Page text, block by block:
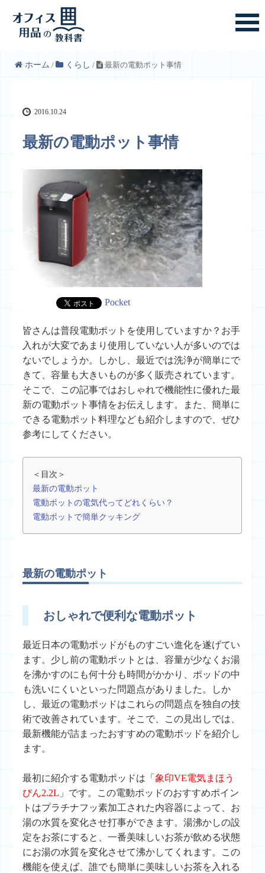
ホーム / くらし / 最新の電動ポット事情
2016.10.24
最新の電動ポット事情
Pocket
皆さんは普段電動ポットを使用していますか？お手
入れが大変であまり使用していない人が多いのでは
ないでしょうか。しかし、最近では洗浄が簡単にで
きて、容量も大きいものが多く販売されています。
そこで、この記事ではおしゃれで機能性に優れた最
新の電動ポット事情をお伝えします。また、簡単に
できる電動ポット料理なども紹介しますので、ぜひ
参考にしてください。
＜目次＞
最新の電動ポット
電動ポットの電気代ってどれくらい？
電動ポットで簡単クッキング
最新の電動ポット
おしゃれで便利な電動ポット
最近日本の電動ポッドがものすごい進化を遂げてい
ます。少し前の電動ポットとは、容量が少なくお湯
を沸かすのにも何十分も時間がかかり、ポッドの中
も洗いにくいといった問題点がありました。しか
し、最近の電動ポッドはこれらの問題点を独自の技
術で改善されています。そこで、この見出しでは、
最新機能が詰まったおすすめの電動ポッドを紹介し
ます。
最初に紹介する電動ポッドは「象印VE電気まほう
びん2.2L 」です。この電動ポッドのおすすめポイン
トはプラチナフッ素加工された内容器によって、お
湯の水質を変化させ打事ができます。湯沸かしの設
定をお茶にすると、一番美味しいお茶が飲める状態
にお湯の水質を変化させて沸かしてくれます。この
機能を使えば、誰でも簡単に美味しいお茶を入れる